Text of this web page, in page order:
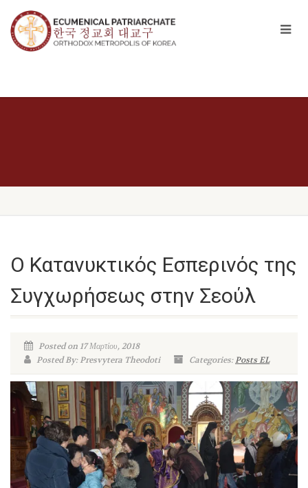
Ο Κατανυκτικός Εσπερινός της
Συγχωρήσεως στην Σεούλ
Posted on 17 Μαρτίου, 2018
Posted By: Presvytera Theodoti
Categories:Posts EL